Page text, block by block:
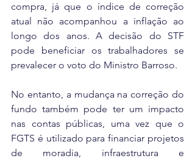
compra, já que o índice de correção
atual não acompanhou a inflação ao
longo dos anos. A decisão do STF
pode beneficiar os trabalhadores se
prevalecer o voto do Ministro Barroso.
No entanto, a mudança na correção do
fundo também pode ter um impacto
nas contas públicas, uma vez que o
FGTS é utilizado para financiar projetos
de moradia, infraestrutura e